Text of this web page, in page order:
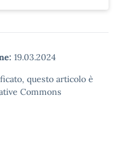
19.03.2024
questo articolo è
Commons